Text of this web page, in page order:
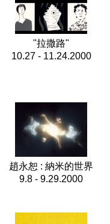
"拉撒路"
10.27 - 11.24.2000
趙永恕 : 納米的世界
9.8 - 9.29.2000